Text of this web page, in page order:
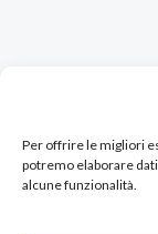
Per offrire le migliori
potremo elaborare
alcune funzionalità.